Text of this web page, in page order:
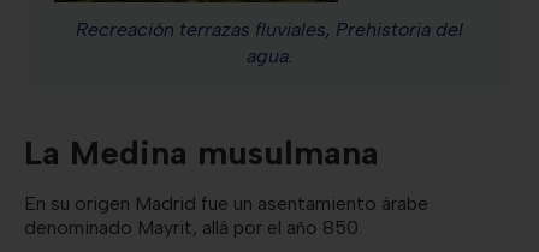
Recreación terrazas fluviales, Prehistoria del
agua.
La Medina musulmana
En su origen Madrid fue un asentamiento árabe
denominado Mayrit, allá por el año 850.